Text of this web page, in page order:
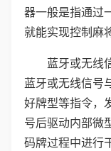
器一般是指通过
就能实现控制麻
蓝牙或无线
蓝牙或无线信号
好牌型等指令，
号后驱动内部微
码牌过程中进行